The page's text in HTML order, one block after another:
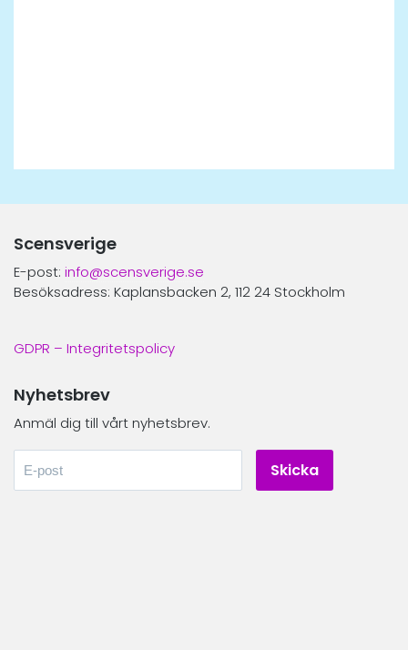
Scensverige
E-post: info@scensverige.se
Besöksadress: Kaplansbacken 2, 112 24 Stockholm
GDPR – Integritetspolicy
Nyhetsbrev
Anmäl dig till vårt nyhetsbrev.